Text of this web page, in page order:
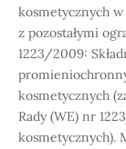
kosmetycznych
z pozostałymi
1223/2009:
kosmetycznych
Rady (WE) nr
kosmetycznych).